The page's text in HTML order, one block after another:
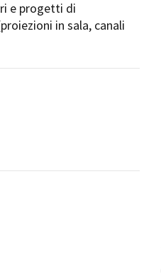
e progetti di
in sala, canali